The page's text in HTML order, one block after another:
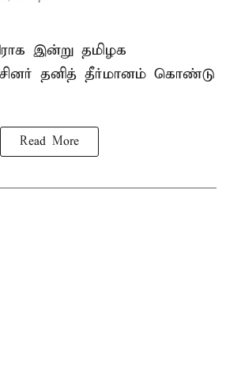
இன்று தமிழக
தனித் தீர்மானம் கொண்டு
Read More